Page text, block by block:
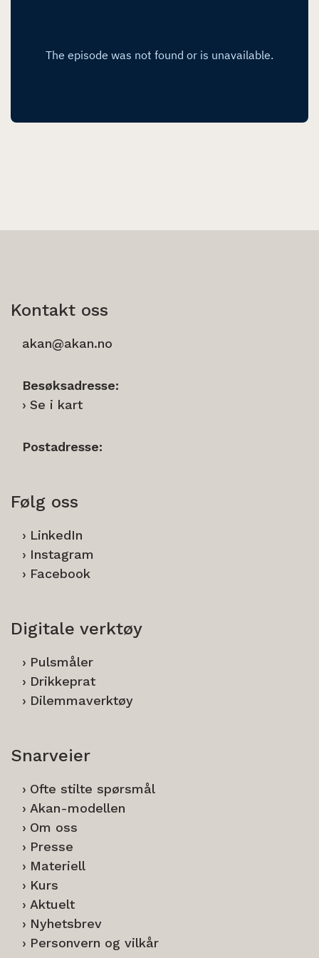
Kontakt oss
akan@akan.no
Besøksadresse:
Se i kart
Postadresse:
Følg oss
LinkedIn
Instagram
Facebook
Digitale verktøy
Pulsmåler
Drikkeprat
Dilemmaverktøy
Snarveier
Ofte stilte spørsmål
Akan-modellen
Om oss
Presse
Materiell
Kurs
Aktuelt
Nyhetsbrev
Personvern og vilkår